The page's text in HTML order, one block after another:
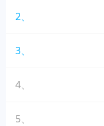
2、
3、
4、
5、